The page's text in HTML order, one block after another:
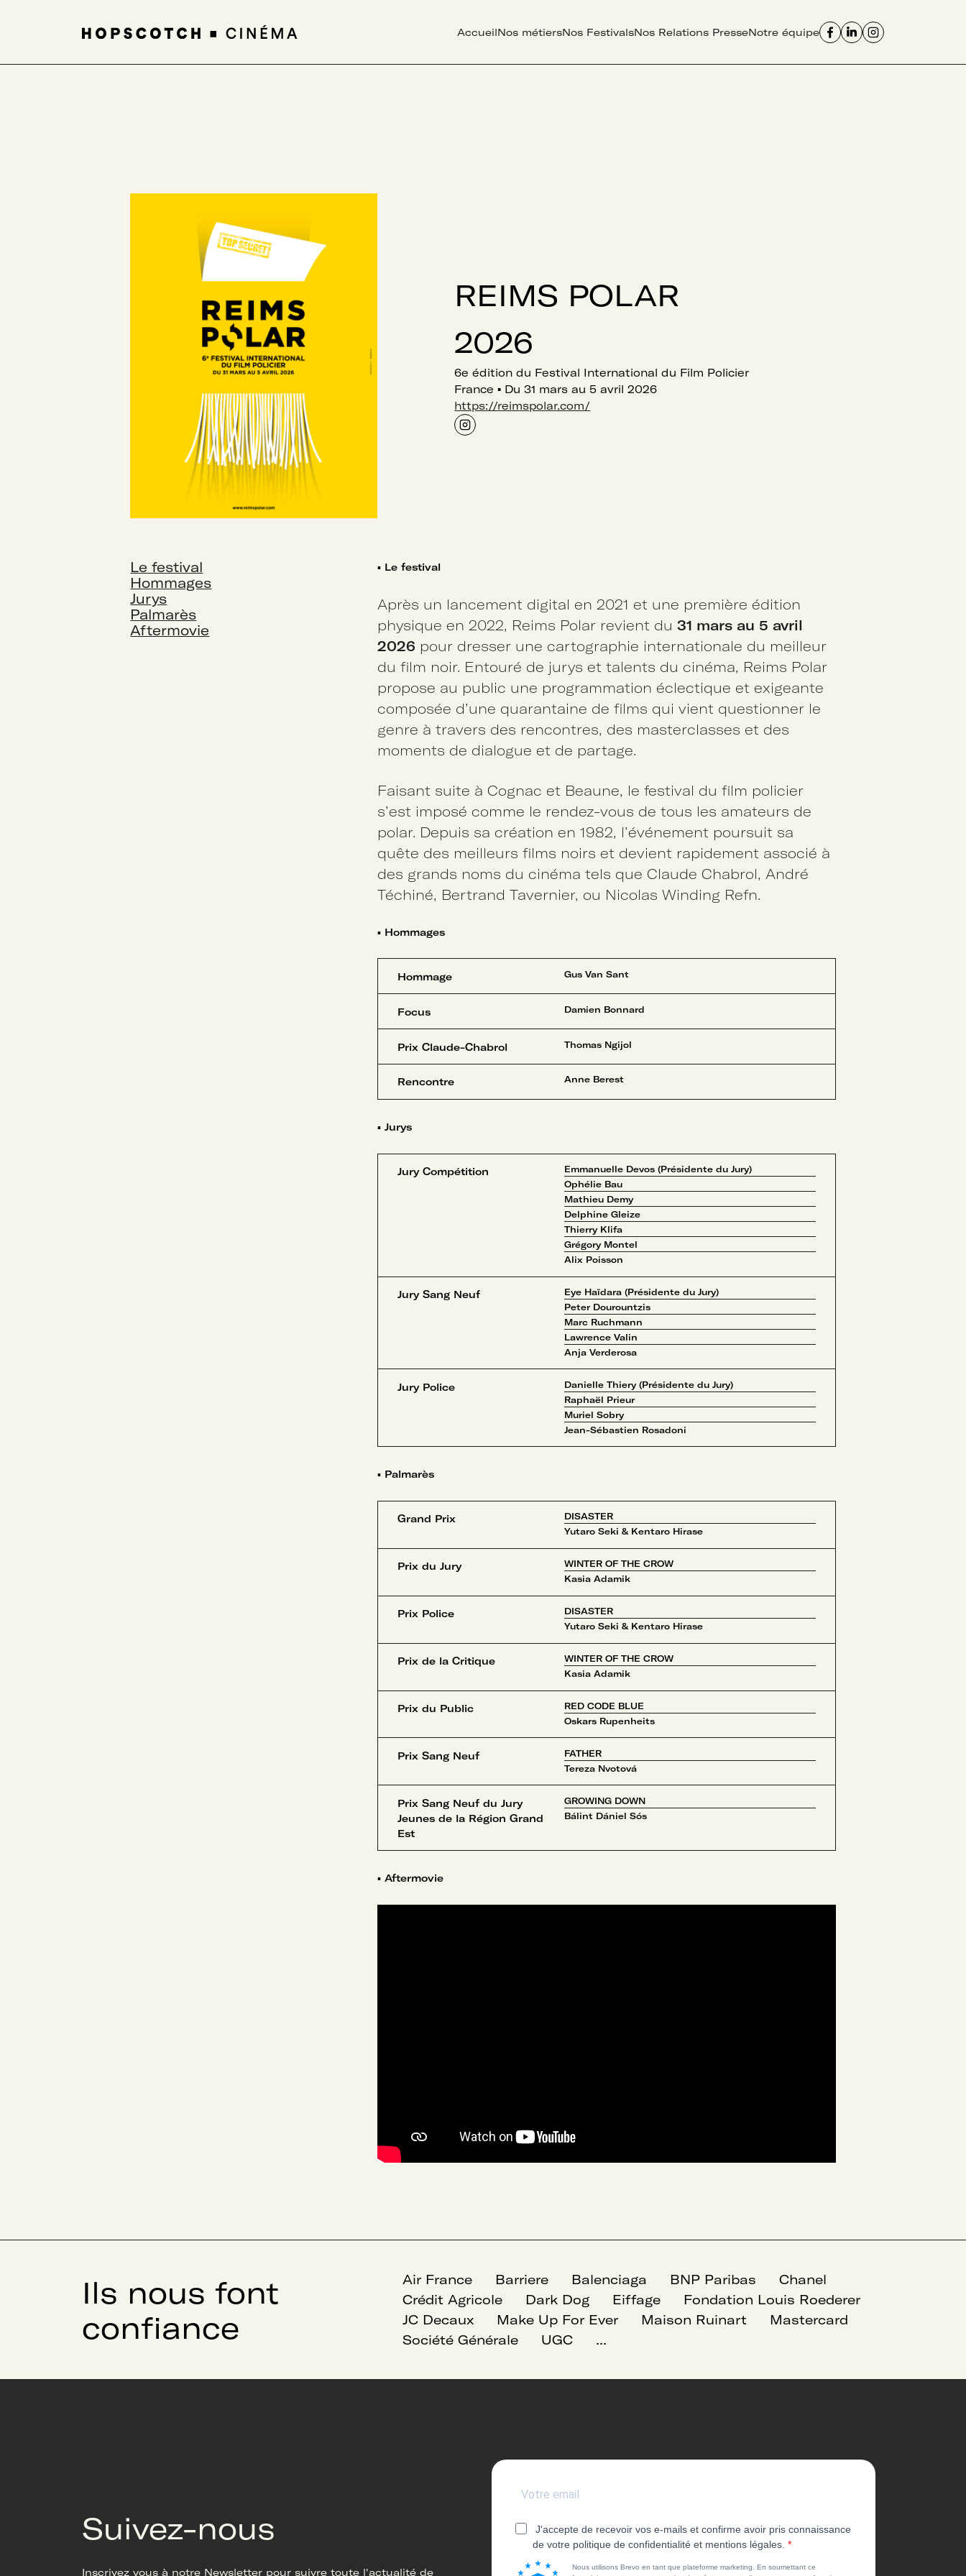
AccueilNos métiersNos FestivalsNos Relations PresseNotre équipe
REIMS POLAR
2026
6e édition du Festival International du Film Policier
France ▪ Du 31 mars au 5 avril 2026
https://reimspolar.com/
Le festival
Hommages
Jurys
Palmarès
Aftermovie
▪ Le festival
Après un lancement digital en 2021 et une première édition
physique en 2022, Reims Polar revient du 31 mars au 5 avril
2026 pour dresser une cartographie internationale du meilleur
du film noir. Entouré de jurys et talents du cinéma, Reims Polar
propose au public une programmation éclectique et exigeante
composée d’une quarantaine de films qui vient questionner le
genre à travers des rencontres, des masterclasses et des
moments de dialogue et de partage.
Faisant suite à Cognac et Beaune, le festival du film policier
s’est imposé comme le rendez-vous de tous les amateurs de
polar. Depuis sa création en 1982, l’événement poursuit sa
quête des meilleurs films noirs et devient rapidement associé à
des grands noms du cinéma tels que Claude Chabrol, André
Téchiné, Bertrand Tavernier, ou Nicolas Winding Refn.
▪ Hommages
Hommage Gus Van Sant
Focus Damien Bonnard
Prix Claude-Chabrol Thomas Ngijol
Rencontre Anne Berest
▪ Jurys
Jury Compétition
Emmanuelle Devos (Présidente du Jury)
Ophélie Bau
Mathieu Demy
Delphine Gleize
Thierry Klifa
Grégory Montel
Alix Poisson
Jury Sang Neuf
Eye Haïdara (Présidente du Jury)
Peter Dourountzis
Marc Ruchmann
Lawrence Valin
Anja Verderosa
Jury Police
Danielle Thiery (Présidente du Jury)
Raphaël Prieur
Muriel Sobry
Jean-Sébastien Rosadoni
▪ Palmarès
Grand Prix
DISASTER
Yutaro Seki & Kentaro Hirase
Prix du Jury
WINTER OF THE CROW
Kasia Adamik
Prix Police
DISASTER
Yutaro Seki & Kentaro Hirase
Prix de la Critique
WINTER OF THE CROW
Kasia Adamik
Prix du Public
RED CODE BLUE
Oskars Rupenheits
Prix Sang Neuf
FATHER
Tereza Nvotová
Prix Sang Neuf du Jury
Jeunes de la Région Grand
Est
GROWING DOWN
Bálint Dániel Sós
▪ Aftermovie
Ils nous font
confiance
Air France Barriere Balenciaga BNP Paribas
Chanel
Crédit Agricole
Dark Dog Eiffage
Fondation Louis Roederer
JC Decaux
Make Up For Ever Maison Ruinart
Mastercard
Société Générale
UGC ...
Suivez-nous
Inscrivez vous à notre Newsletter pour suivre toute l'actualité de
J'accepte de recevoir vos e-mails et confirme avoir pris connaissance
de votre politique de confidentialité et mentions légales.
Nous utilisons Brevo en tant que plateforme marketing. En soumettant ce